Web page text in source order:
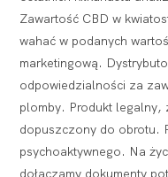
Zawartość CBD w
wahać w podanych
marketingową.
odpowiedzialności za
plomby. Produkt legalny,
dopuszczony do obrotu.
psychoaktywnego. Na
dołączamy dokumenty